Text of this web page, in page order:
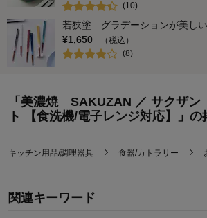
(10)
若狭塗 グラデーションが美し
¥1,650
（税込）
(8)
「美濃焼 SAKUZAN ／ サクザン
ト 【食洗機/電子レンジ対応】」
キッチン用品/調理器具 食器/カトラリー
関連キーワード